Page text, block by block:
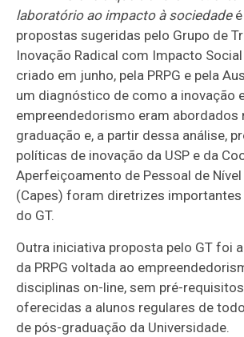
laboratório ao impacto à sociedadeé
propostas sugeridas pelo Grupo de
Inovação Radical com Impacto
criado em junho, pela PRPG e pela
um diagnóstico de como a inovação
empreendedorismo eram abordados
graduação e, a partir dessa análise,
políticas de inovação da USP e da
Aperfeiçoamento de Pessoal de
(Capes) foram diretrizes importantes
do GT.
Outra iniciativa proposta pelo GT foi
da PRPG voltada ao
disciplinas on-line, sem pré-
oferecidas a alunos regulares de
de pós-graduação da Universidade.